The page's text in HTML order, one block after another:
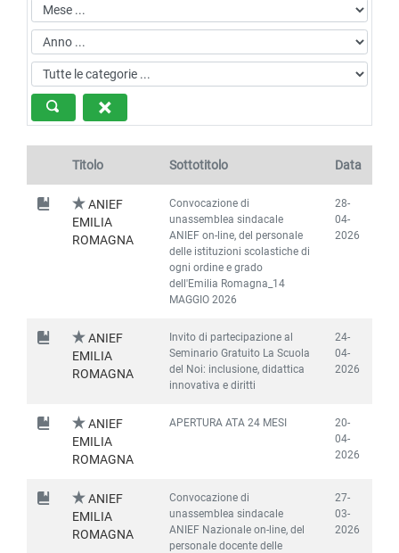
Titolo Sottotitolo Data
ANIEF
EMILIA
ROMAGNA
Convocazione di
unassemblea sindacale
ANIEF on-line, del personale
delle istituzioni scolastiche di
ogni ordine e grado
dell'Emilia Romagna_14
MAGGIO 2026
28-
04-
2026
ANIEF
EMILIA
ROMAGNA
Invito di partecipazione al
Seminario Gratuito La Scuola
del Noi: inclusione, didattica
innovativa e diritti
24-
04-
2026
ANIEF
EMILIA
ROMAGNA
APERTURA ATA 24 MESI
20-
04-
2026
ANIEF
EMILIA
ROMAGNA
Convocazione di
unassemblea sindacale
ANIEF Nazionale on-line, del
personale docente delle
27-
03-
2026